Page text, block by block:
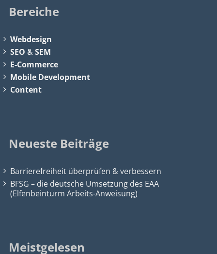
Bereiche
Webdesign
SEO &SEM
E-Commerce
Mobile Development
Content
Neueste Beiträge
Barrierefreiheit überprüfen & verbessern
BFSG – die deutsche Umsetzung des EAA
(Elfenbeinturm Arbeits-Anweisung)
Meistgelesen